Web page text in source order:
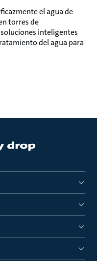
el agua de
torres de
inteligentes
del agua para